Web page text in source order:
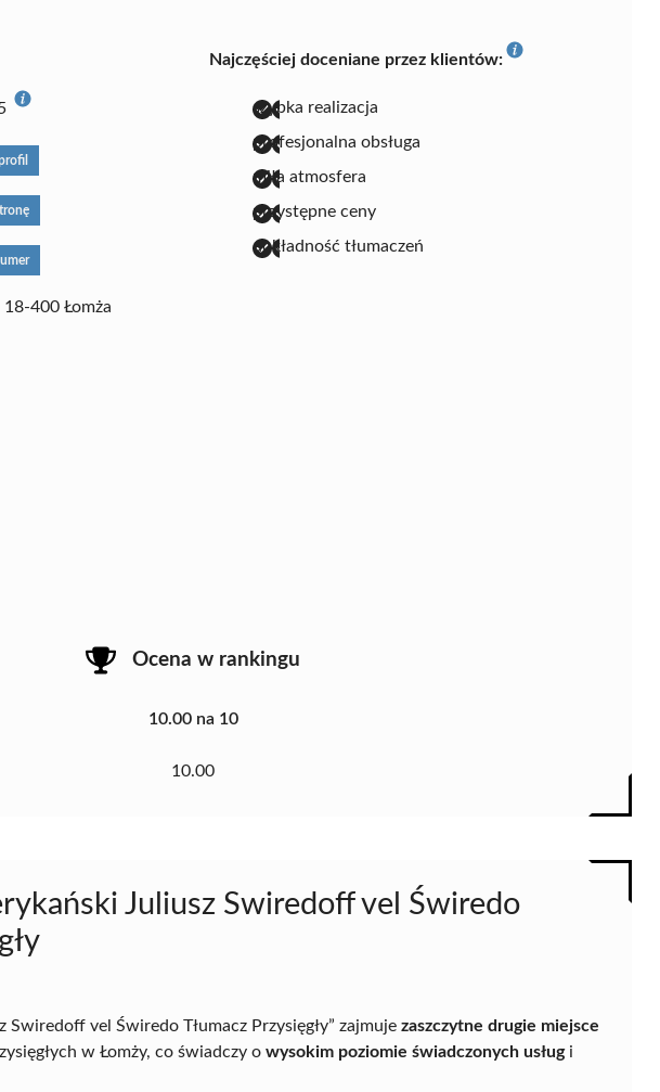
400 Łomża
Najczęściej doceniane przez klientów:
szybka realizacja
profesjonalna obsługa
miła atmosfera
przystępne ceny
dokładność tłumaczeń
Ocena w rankingu
10.00 na 10
10.00
Juliusz Swiredoff vel Świredo
Swiredoff vel Świredo Tłumacz Przysięgły” zajmuje zaszczytne drugie miejsce
w Łomży, co świadczy o wysokim poziomie świadczonych usługi